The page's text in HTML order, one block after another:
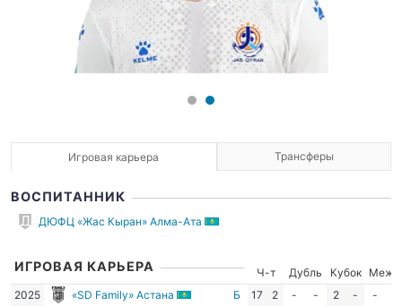
Игровая карьера Трансферы
ВОСПИТАННИК
ДЮФЦ «Жас Кыран» Алма-Ата
ИГРОВАЯ КАРЬЕРА Ч-т Дубль Кубок
Межд.
2025
«SD Family» Астана Б 17 2 - - 2 - -